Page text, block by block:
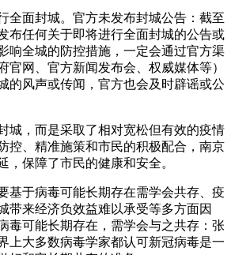
全面封城。官方未发布封城公告：截至
布任何关于即将进行全面封城的公告或
响全城的防控措施，一定会通过官方渠
官网、官方新闻发布会、权威媒体等）
的风声或传闻，官方也会及时辟谣或公
城，而是采取了相对宽松但有效的疫情
控、精准施策和市民的积极配合，南京
，保障了市民的健康和安全。
基于病毒可能长期存在需学会共存、疫
带来经济负效益难以承受等多方面因
毒可能长期存在，需学会与之共存：张
上大多数病毒学家都认可新冠病毒是一